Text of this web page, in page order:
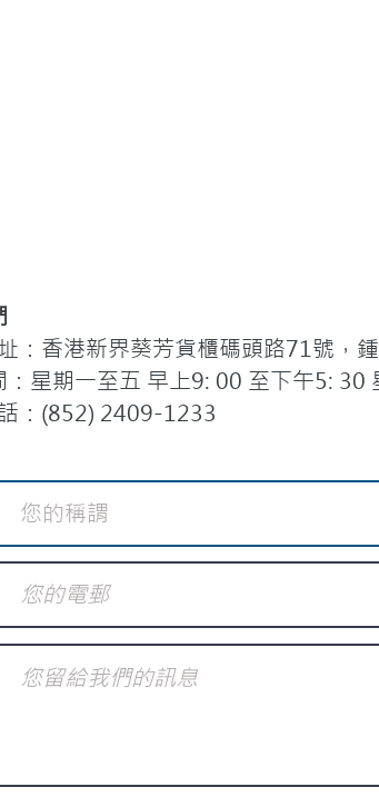
港新界葵芳貨櫃碼頭路71號，鍾
：星期一至五 早上9: 00 至下午5: 30
(852) 2409-1233